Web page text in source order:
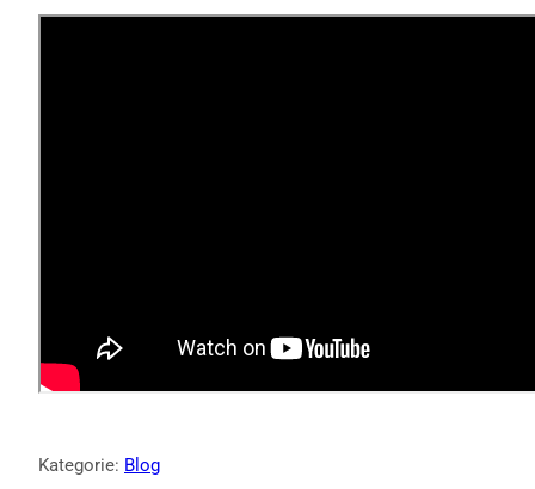
Kategorie: Blog